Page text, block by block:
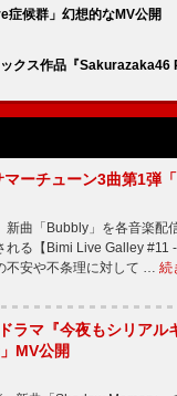
候群」幻想的なMV公開
クス作品『Sakurazaka46
マーチューン3曲第1弾
曲「Bubbly」を各音楽
れる【Bimi Live Galley
不安や不条理に対して … 続
ラマ『今夜もシリア
MV公開